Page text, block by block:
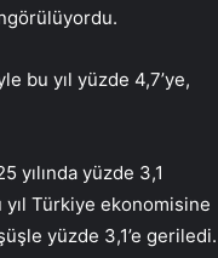
bu yıl yüzde 4,7’ye,
yılında yüzde 3,1
yıl Türkiye ekonomisine
yüzde 3,1’e geriledi.